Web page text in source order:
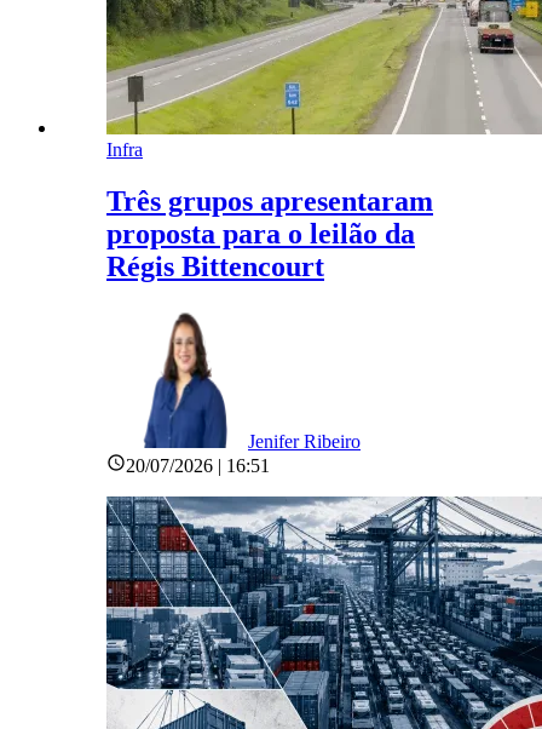
Infra
Três grupos apresentaram
proposta para o leilão da
Régis Bittencourt
Jenifer Ribeiro
20/07/2026 | 16:51